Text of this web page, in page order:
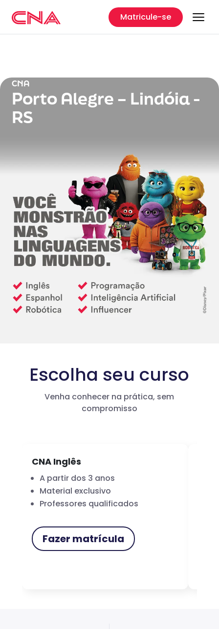
Matricule-se
CNA
Porto Alegre – Lindóia -
RS
Escolha seu curso
Venha conhecer na prática, sem
compromisso
CNA Inglês
A partir dos 3 anos
Material exclusivo
Professores qualificados
Fazer matrícula